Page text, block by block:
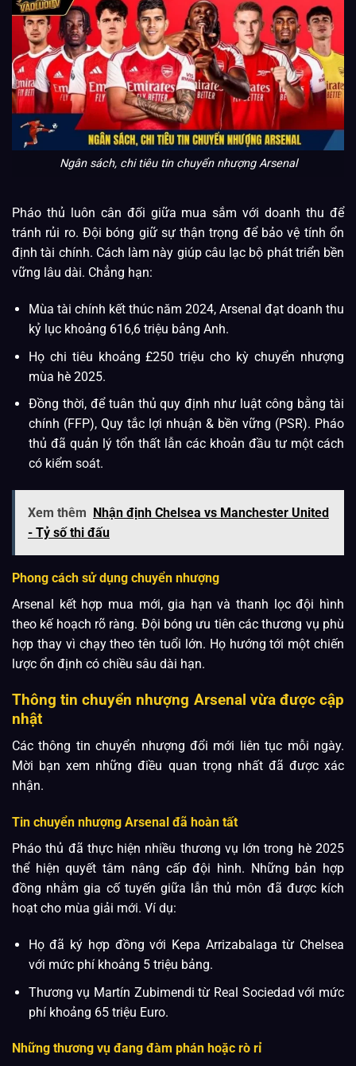
Ngân sách, chi tiêu tin chuyển nhượng Arsenal
Pháo thủ luôn cân đối giữa mua sắm với doanh thu để
tránh rủi ro. Đội bóng giữ sự thận trọng để bảo vệ tính ổn
định tài chính. Cách làm này giúp câu lạc bộ phát triển bền
vững lâu dài. Chẳng hạn:
Mùa tài chính kết thúc năm 2024, Arsenal đạt doanh thu
kỷ lục khoảng 616,6 triệu bảng Anh.
Họ chi tiêu khoảng £250 triệu cho kỳ chuyển nhượng
mùa hè 2025.
Đồng thời, để tuân thủ quy định như luật công bằng tài
chính (FFP), Quy tắc lợi nhuận & bền vững (PSR). Pháo
thủ đã quản lý tổn thất lẫn các khoản đầu tư một cách
có kiểm soát.
Xem thêm Nhận định Chelsea vs Manchester United
- Tỷ số thi đấu
Phong cách sử dụng chuyển nhượng
Arsenal kết hợp mua mới, gia hạn và thanh lọc đội hình
theo kế hoạch rõ ràng. Đội bóng ưu tiên các thương vụ phù
hợp thay vì chạy theo tên tuổi lớn. Họ hướng tới một chiến
lược ổn định có chiều sâu dài hạn.
Thông tin chuyển nhượng Arsenal vừa được cập
nhật
Các thông tin chuyển nhượng đổi mới liên tục mỗi ngày.
Mời bạn xem những điều quan trọng nhất đã được xác
nhận.
Tin chuyển nhượng Arsenal đã hoàn tất
Pháo thủ đã thực hiện nhiều thương vụ lớn trong hè 2025
thể hiện quyết tâm nâng cấp đội hình. Những bản hợp
đồng nhằm gia cố tuyến giữa lẫn thủ môn đã được kích
hoạt cho mùa giải mới. Ví dụ:
Họ đã ký hợp đồng với Kepa Arrizabalaga từ Chelsea
với mức phí khoảng 5 triệu bảng.
Thương vụ Martín Zubimendi từ Real Sociedad với mức
phí khoảng 65 triệu Euro.
Những thương vụ đang đàm phán hoặc rò rỉ